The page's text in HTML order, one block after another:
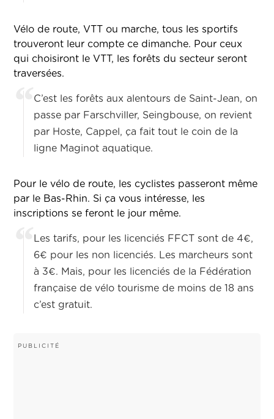
Vélo de route, VTT ou marche, tous les sportifs
trouveront leur compte ce dimanche. Pour ceux
qui choisiront le VTT, les forêts du secteur seront
traversées.
C’est les forêts aux alentours de Saint-Jean, on
passe par Farschviller, Seingbouse, on revient
par Hoste, Cappel, ça fait tout le coin de la
ligne Maginot aquatique.
Pour le vélo de route, les cyclistes passeront même
par le Bas-Rhin. Si ça vous intéresse, les
inscriptions se feront le jour même.
Les tarifs, pour les licenciés FFCT sont de 4€,
6€ pour les non licenciés. Les marcheurs sont
à 3€. Mais, pour les licenciés de la Fédération
française de vélo tourisme de moins de 18 ans
c’est gratuit.